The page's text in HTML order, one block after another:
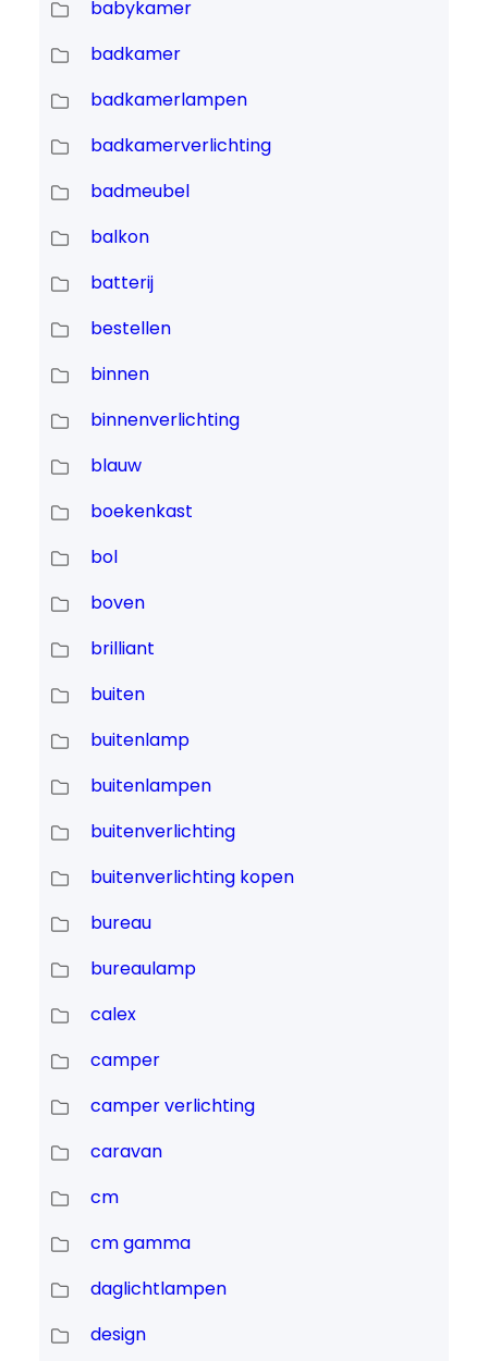
babykamer
badkamer
badkamerlampen
badkamerverlichting
badmeubel
balkon
batterij
bestellen
binnen
binnenverlichting
blauw
boekenkast
bol
boven
brilliant
buiten
buitenlamp
buitenlampen
buitenverlichting
buitenverlichting kopen
bureau
bureaulamp
calex
camper
camper verlichting
caravan
cm
cm gamma
daglichtlampen
design